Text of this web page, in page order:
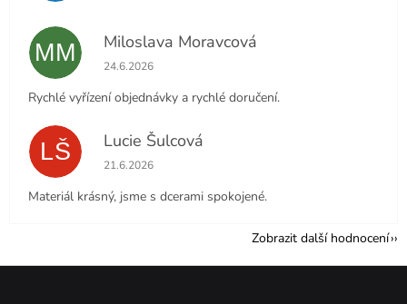
MM Miloslava Moravcová
Hodnocení obchodu je 5 z 5 hvězdiček.
24.6.2026
Rychlé vyřízení objednávky a rychlé doručení.
LŠ Lucie Šulcová
Hodnocení obchodu je 5 z 5 hvězdiček.
21.6.2026
Materiál krásný, jsme s dcerami spokojené.
Zobrazit další hodnocení
Z